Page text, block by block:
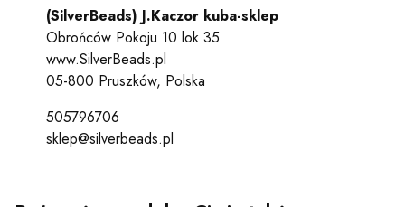
(SilverBeads) J.Kaczor kuba-sklep
Obrońców Pokoju 10 lok 35
www.SilverBeads.pl
05-800 Pruszków, Polska
505796706
sklep@silverbeads.pl